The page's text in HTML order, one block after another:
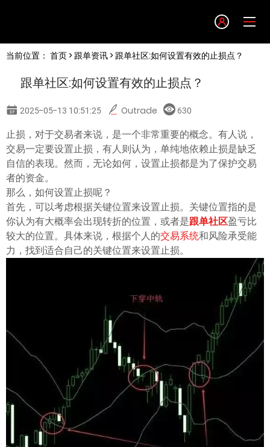
English
繁體中文
한글
日本語
Tiếng việt
当前位置： 首页> 跟单资讯> 跟单社区:如何设置有效的止损点？
跟单社区:如何设置有效的止损点？
2025-05-13 10:51:25 Outrade 630
止损，对于交易者来说，是一个非常重要的概念。有人说，
交易一定要设置止损，有人则认为，单纯地依赖止损是缺乏
自信的表现。然而，无论如何，设置止损都是为了保护交易
者的资金。
那么，如何设置止损呢？
首先，可以考虑根据关键位置来设置止损。关键位置指的是
你认为有大概率会出现转折的位置，或者是跟单社区盈亏比
较大的位置。具体来说，根据个人的交易系统和风险承受能
力，找到适合自己的关键位置来设置止损。